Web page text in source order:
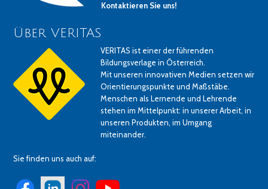
Kontaktieren Sie uns!
Über VERITAS
VERITAS ist einer der führenden
Bildungsverlage in Österreich.
Mit unseren innovativen Medien setzen wir
Orientierungspunkte und Maßstäbe.
Menschen als Lernende und Lehrende
stehen im Mittelpunkt: in unserer Arbeit, in
unseren Produkten, im Umgang
miteinander.
Sie finden uns auch auf: